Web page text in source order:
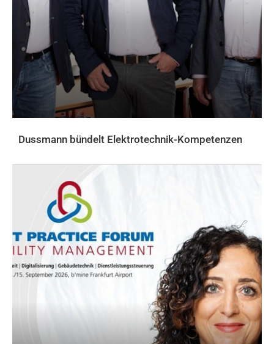
Dussmann bündelt Elektrotechnik-Kompetenzen